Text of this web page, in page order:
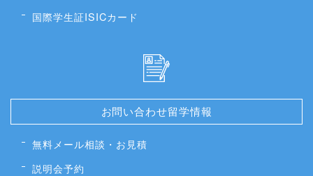
国際学生証ISICカード
お問い合わせ留学情報
無料メール相談・お見積
説明会予約